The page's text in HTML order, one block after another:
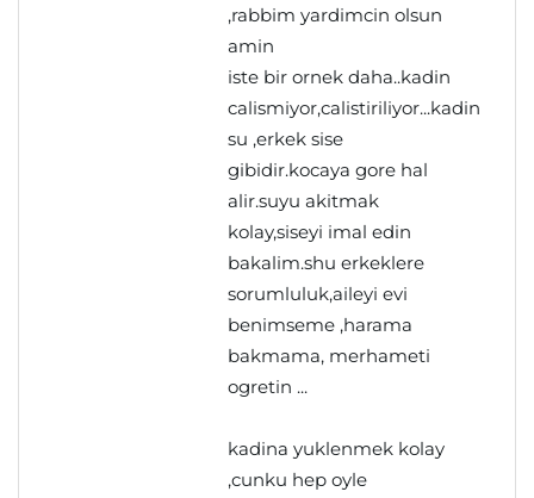
,rabbim yardimcin olsun
amin
iste bir ornek daha..kadin
calismiyor,calistiriliyor...kadin
su ,erkek sise
gibidir.kocaya gore hal
alir.suyu akitmak
kolay,siseyi imal edin
bakalim.shu erkeklere
sorumluluk,aileyi evi
benimseme ,harama
bakmama, merhameti
ogretin ...
kadina yuklenmek kolay
,cunku hep oyle